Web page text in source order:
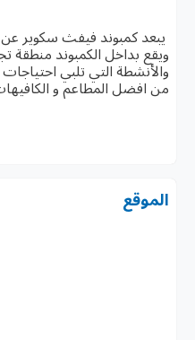
ويقع بداخل الكمبوند منطقة
والأنشطة التي تلبي
من افضل المطاعم و
الموقع